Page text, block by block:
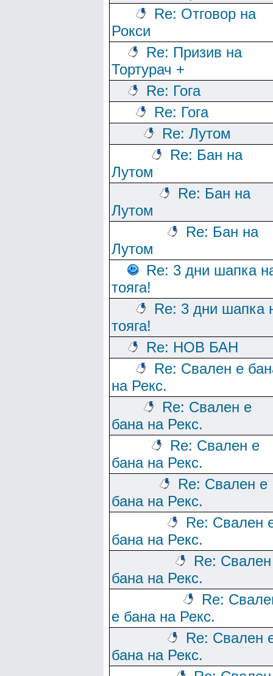
Re: Отговор на
Рокси
Re: Призив на
Тортурач +
Re: Гога
Re: Гога
Re: Лутом
Re: Бан на
Лутом
Re: Бан на
Лутом
Re: Бан на
Лутом
Re: 3 дни шапка
тояга!
Re: 3 дни шапка
тояга!
Re: НОВ БАН
Re: Свален е
на Рекс.
Re: Свален е
бана на Рекс.
Re: Свален е
бана на Рекс.
Re: Свален е
бана на Рекс.
Re: Свален
бана на Рекс.
Re:
бана на Рекс.
Re:
е бана на Рекс.
Re: Свален
бана на Рекс.